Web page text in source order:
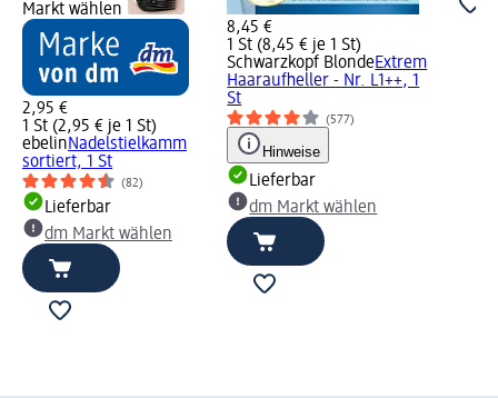
Markt wählen
2,95 €
1 St (2,95 € je 1 St)
ebelinNadelstielkamm
sortiert, 1 St
(82)
Lieferbar
dm Markt wählen
8,45 €
1 St (8,45 € je 1 St)
Schwarzkopf BlondeExtrem
Haaraufheller - Nr. L1++, 1
St
(577)
Hinweise
Lieferbar
dm Markt wählen